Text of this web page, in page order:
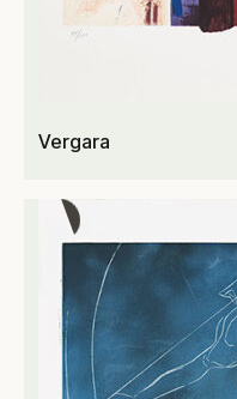
Vergara